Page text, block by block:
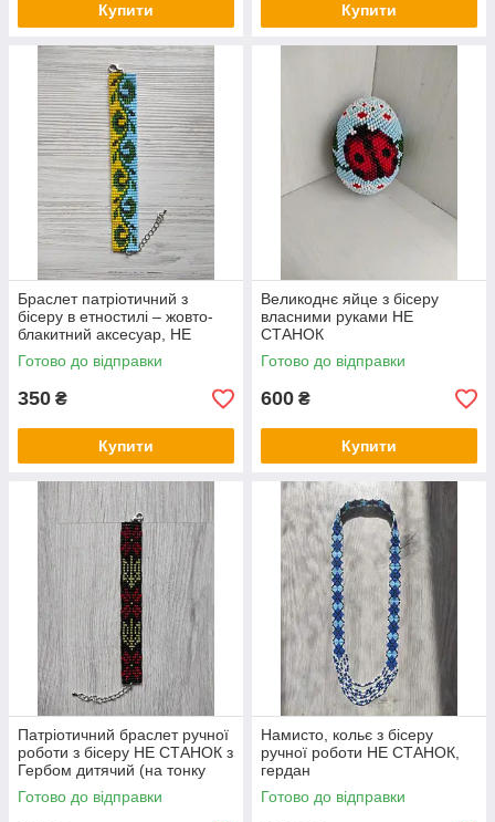
Купити Купити
Браслет патріотичний з
бісеру в етностилі – жовто-
блакитний аксесуар, НЕ
СТАНОК
Готово до відправки
350 ₴
Купити
Великоднє яйце з бісеру
власними руками НЕ
СТАНОК
Готово до відправки
600 ₴
Купити
Патріотичний браслет ручної
роботи з бісеру НЕ СТАНОК з
Гербом дитячий (на тонку
руку)
Готово до відправки
Намисто, кольє з бісеру
ручної роботи НЕ СТАНОК,
гердан
Готово до відправки